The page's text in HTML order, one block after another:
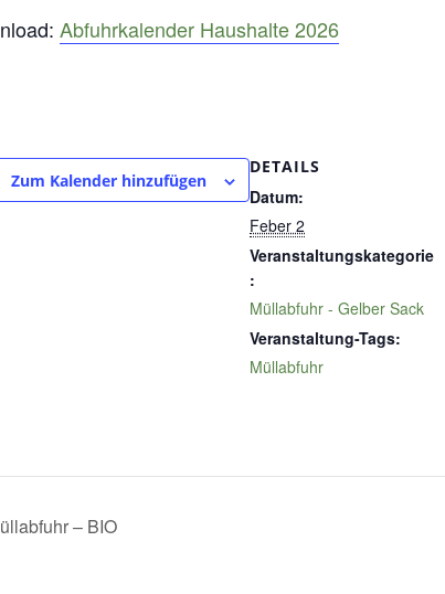
Abfuhrkalender Haushalte 2026
Zum Kalender hinzufügen
DETAILS
Datum:
Feber 2
Veranstaltungskategorie
:
Müllabfuhr - Gelber Sack
Veranstaltung-Tags:
Müllabfuhr
– BIO